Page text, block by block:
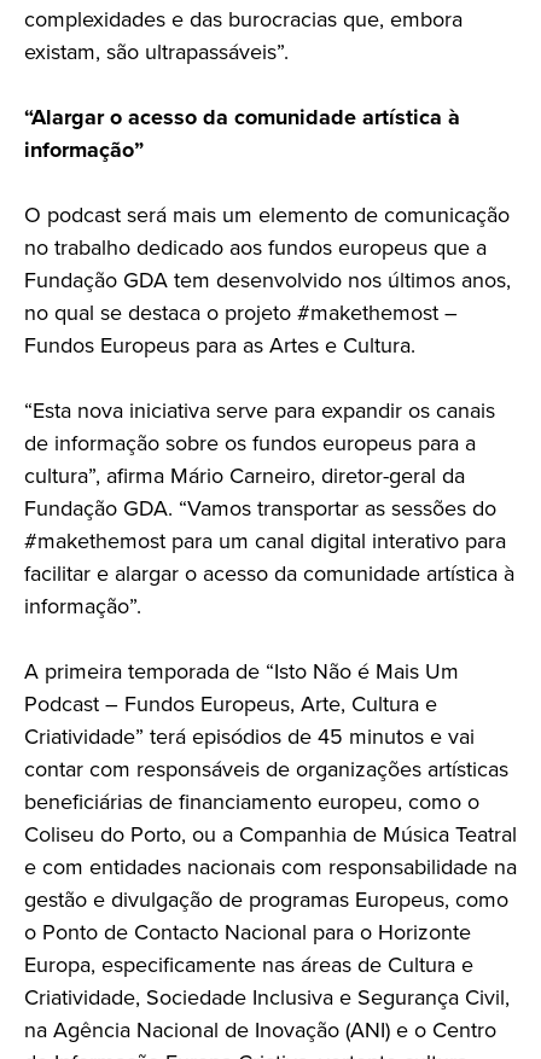
complexidades e das burocracias que, embora
existam, são ultrapassáveis”.
“Alargar o acesso da comunidade artística à
informação”
O podcast será mais um elemento de comunicação
no trabalho dedicado aos fundos europeus que a
Fundação GDA tem desenvolvido nos últimos anos,
no qual se destaca o projeto #makethemost –
Fundos Europeus para as Artes e Cultura.
“Esta nova iniciativa serve para expandir os canais
de informação sobre os fundos europeus para a
cultura”, afirma Mário Carneiro, diretor-geral da
Fundação GDA. “Vamos transportar as sessões do
#makethemost para um canal digital interativo para
facilitar e alargar o acesso da comunidade artística à
informação”.
A primeira temporada de “Isto Não é Mais Um
Podcast – Fundos Europeus, Arte, Cultura e
Criatividade” terá episódios de 45 minutos e vai
contar com responsáveis de organizações artísticas
beneficiárias de financiamento europeu, como o
Coliseu do Porto, ou a Companhia de Música Teatral
e com entidades nacionais com responsabilidade na
gestão e divulgação de programas Europeus, como
o Ponto de Contacto Nacional para o Horizonte
Europa, especificamente nas áreas de Cultura e
Criatividade, Sociedade Inclusiva e Segurança Civil,
na Agência Nacional de Inovação (ANI) e o Centro